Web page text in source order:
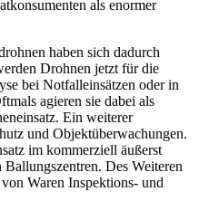
als enormer
haben sich dadurch
Drohnen jetzt für die
bei Notfalleinsätzen oder in
agieren sie dabei als
Ein weiterer
und Objektüberwachungen.
im kommerziell äußerst
Des Weiteren
Waren Inspektions- und